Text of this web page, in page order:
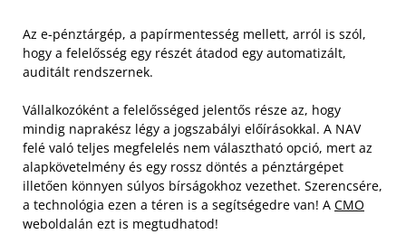
Az e-pénztárgép, a papírmentesség mellett, arról is szól,
hogy a felelősség egy részét átadod egy automatizált,
auditált rendszernek.
Vállalkozóként a felelősséged jelentős része az, hogy
mindig naprakész légy a jogszabályi előírásokkal. A NAV
felé való teljes megfelelés nem választható opció, mert az
alapkövetelmény és egy rossz döntés a pénztárgépet
illetően könnyen súlyos bírságokhoz vezethet. Szerencsére,
a technológia ezen a téren is a segítségedre van! A CMO
weboldalán ezt is megtudhatod!